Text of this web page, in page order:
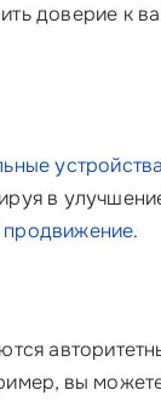
доверие к
устройства
в
продвижение.
вы